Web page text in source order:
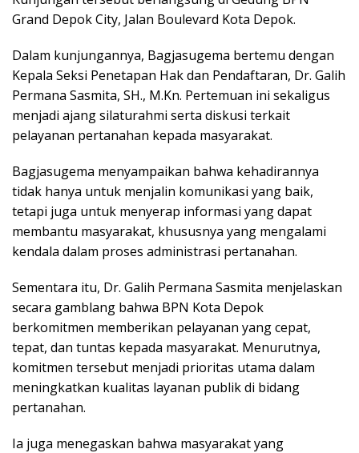
Grand Depok City, Jalan Boulevard Kota Depok.
Dalam kunjungannya, Bagjasugema bertemu dengan
Kepala Seksi Penetapan Hak dan Pendaftaran, Dr. Galih
Permana Sasmita, SH., M.Kn. Pertemuan ini sekaligus
menjadi ajang silaturahmi serta diskusi terkait
pelayanan pertanahan kepada masyarakat.
Bagjasugema menyampaikan bahwa kehadirannya
tidak hanya untuk menjalin komunikasi yang baik,
tetapi juga untuk menyerap informasi yang dapat
membantu masyarakat, khususnya yang mengalami
kendala dalam proses administrasi pertanahan.
Sementara itu, Dr. Galih Permana Sasmita menjelaskan
secara gamblang bahwa BPN Kota Depok
berkomitmen memberikan pelayanan yang cepat,
tepat, dan tuntas kepada masyarakat. Menurutnya,
komitmen tersebut menjadi prioritas utama dalam
meningkatkan kualitas layanan publik di bidang
pertanahan.
Ia juga menegaskan bahwa masyarakat yang